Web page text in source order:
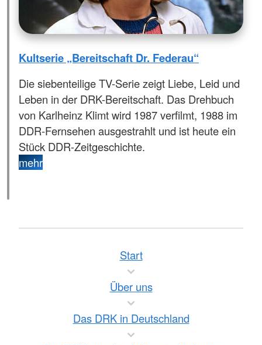
Kultserie „Bereitschaft Dr. Federau“
Die siebenteilige TV-Serie zeigt Liebe, Leid und
Leben in der DRK-Bereitschaft. Das Drehbuch
von Karlheinz Klimt wird 1987 verfilmt, 1988 im
DDR-Fernsehen ausgestrahlt und ist heute ein
Stück DDR-Zeitgeschichte.
mehr
Start
Über uns
Das DRK in Deutschland